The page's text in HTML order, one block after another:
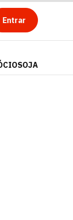
Entrar
SOJA